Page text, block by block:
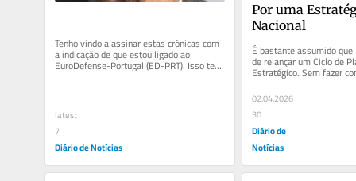
Tenho vindo a assinar estas crónicas com
a indicação de que estou ligado ao
EuroDefense-Portugal (ED-PRT). Isso tem
levado muitas pessoas a...
latest
7
Diário de Notícias
Por uma
Nacional
É bastante assumido
de relançar um Ciclo de
Estratégico. Sem fazer
sobre a genuinidade do
02.04.2026
30
Diário de
Notícias